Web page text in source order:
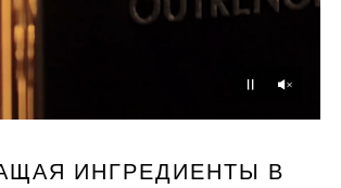
Pause
ИНГРЕДИЕНТЫ В